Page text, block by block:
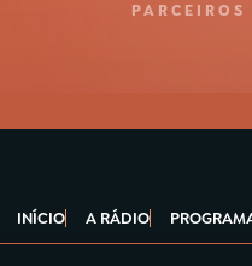
INÍCIO A RÁDIO